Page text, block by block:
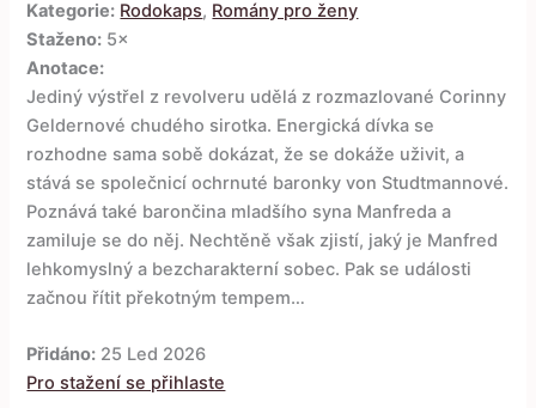
Kategorie: Rodokaps, Romány pro ženy
Staženo: 5×
Anotace:
Jediný výstřel z revolveru udělá z rozmazlované Corinny
Geldernové chudého sirotka. Energická dívka se
rozhodne sama sobě dokázat, že se dokáže uživit, a
stává se společnicí ochrnuté baronky von Studtmannové.
Poznává také barončina mladšího syna Manfreda a
zamiluje se do něj. Nechtěně však zjistí, jaký je Manfred
lehkomyslný a bezcharakterní sobec. Pak se události
začnou řítit překotným tempem…
Přidáno: 25 Led 2026
Pro stažení se přihlaste